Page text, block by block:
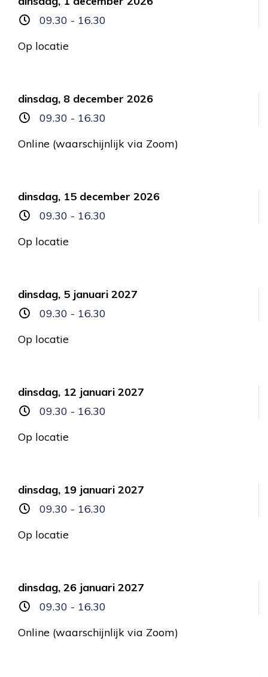
09.30 - 16.30
Op locatie
dinsdag, 8 december 2026
09.30 - 16.30
Online (waarschijnlijk via Zoom)
dinsdag, 15 december 2026
09.30 - 16.30
Op locatie
dinsdag, 5 januari 2027
09.30 - 16.30
Op locatie
dinsdag, 12 januari 2027
09.30 - 16.30
Op locatie
dinsdag, 19 januari 2027
09.30 - 16.30
Op locatie
dinsdag, 26 januari 2027
09.30 - 16.30
Online (waarschijnlijk via Zoom)